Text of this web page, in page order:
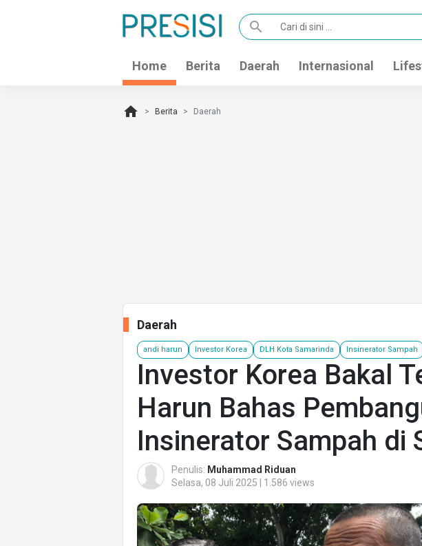
search
Home Berita Daerah Internasional
home Berita Daerah
Daerah
andi harun Investor Korea DLH Kota Samarinda Insinerator Sampah
Investor Korea Bakal
Harun Bahas
Insinerator Sampah di
Penulis: Muhammad Riduan
Selasa, 08 Juli 2025 | 1.586 views